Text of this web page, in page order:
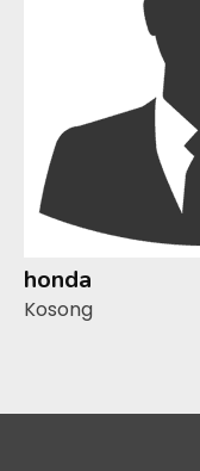
honda
Kosong